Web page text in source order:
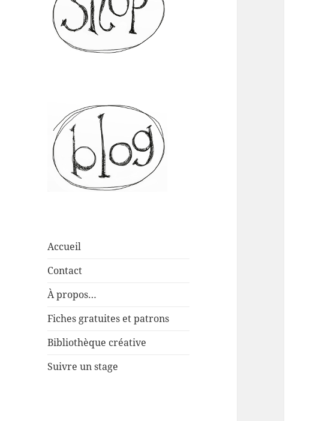
Accueil
Contact
À propos…
Fiches gratuites et patrons
Bibliothèque créative
Suivre un stage